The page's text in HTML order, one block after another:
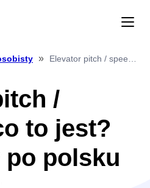
»
/
to jest?
po polsku